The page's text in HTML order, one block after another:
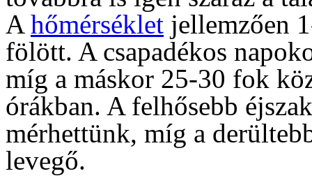
A hőmérséklet jellemzően
fölött. A csapadékos
míg a máskor 25-30 fok
órákban. A felhősebb
mérhettünk, míg a
levegő.